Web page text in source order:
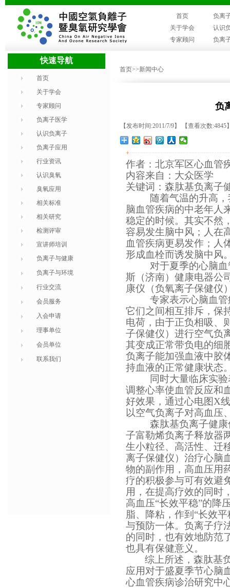
首页
负离
关于学会
认识
专家顾问
负离
快速导航
首页
关于学会
专家顾问
负离子医学
认识负离子
负离子应用
行业资讯
认识臭氧
臭氧应用
相关标准
相关研究
检测评审
宣讲师培训
负离子与健康
负离子与环境
行业交流
会员服务
入会申请
理事单位
会员单位
联系我们
首页>>新闻中心
负
【发布时间:2011/7/9】 【查看次数:4845
+
作者：北京军区心血
内容来自：大众医学
关键词：森肽基负离子
随着气温的升高
脑血管疾病的中老年人
稳定的时候。其实不然
容易发生脑中风；人在
血管疾病更易发作；人
形成血栓而诱发脑中风
对于夏季的心脑
斯（济南）健康电器公
康仪（负氧离子保健仪
专家表示心脑血
它们之间相互排斥，保
电荷，由于正负相吸、
子保健仪）进行空气负
其变成正常带负电的细
负离子能加强血液中胶
持血液的正常健康状态
同时大量临床实
调整心率使血管反应和
好效果，通过心电图X
以空气负离子对高血压
森肽基负离子健
子富勒烯负离子释放器
生小粒径、高活性、迁
离子保健仪）治疗心脑
物的副作用，高血压用
疗的积极参与可有效避
用，在提高疗效的同时
高血压“长效平稳”的降
脂、降粘，作到“长效
与预防一体。负离子疗
的同时，也有效地防范
也具有保健意义。
综上所述，森肽基
应用对于盛夏季节心脑
心血管疾病诊治研究